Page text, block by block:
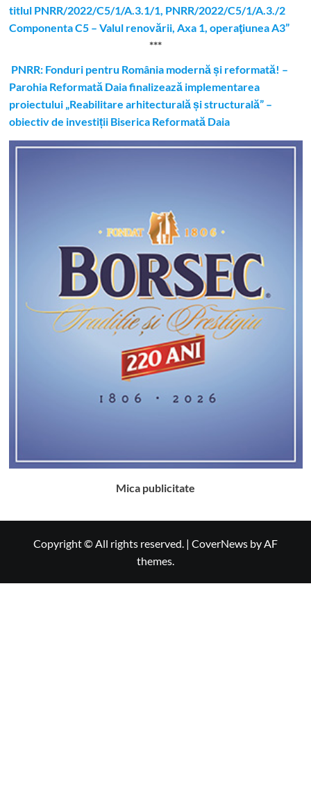
titlul PNRR/2022/C5/1/A.3.1/1, PNRR/2022/C5/1/A.3./2
Componenta C5 – Valul renovării, Axa 1, operaţiunea A3”
***
PNRR: Fonduri pentru România modernă și reformată! –
Parohia Reformată Daia finalizează implementarea
proiectului „Reabilitare arhitecturală și structurală” –
obiectiv de investiții Biserica Reformată Daia
Mica publicitate
Copyright © All rights reserved. | CoverNews by AF
themes.